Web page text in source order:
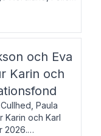
Boyacioglu,
och Eva
Karin och
Paula
Karin och Karl
2026.